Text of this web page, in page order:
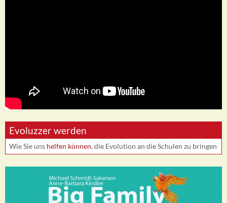
Evoluzzer werden
Wie Sie uns helfen können, die Evolution an die Schulen zu bringen